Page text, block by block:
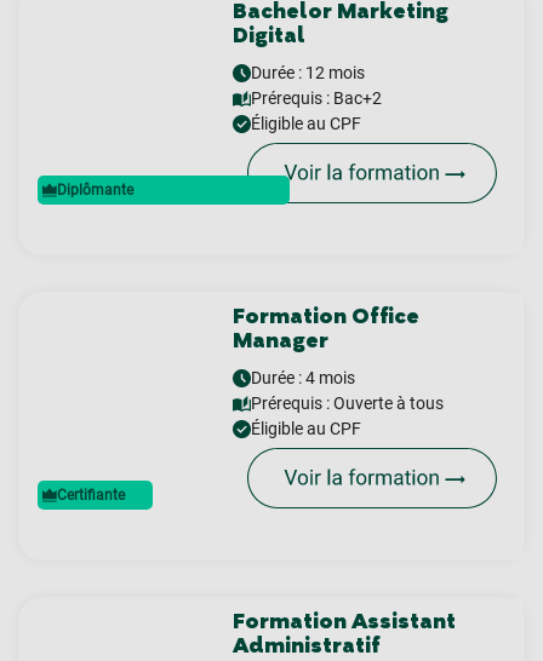
Diplômante
Bachelor Marketing
Digital
Durée : 12 mois
Prérequis : Bac+2
Éligible au CPF
Certifiante
Formation Office
Manager
Durée : 4 mois
Prérequis :Ouverte à tous
Éligible au CPF
Formation Assistant
Administratif